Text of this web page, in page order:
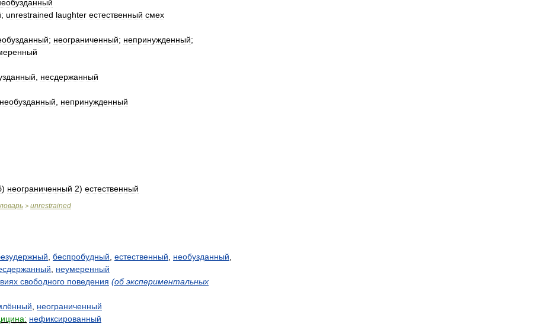
; unrestrained laughter естественный смех
; неограниченный; непринужденный;
несдержанный
необузданный
непринужденный
) неограниченный 2) естественный
> unrestrained
беспробудный естественный необузданный
неумеренный
свободного поведения (об экспериментальных
неограниченный
нефиксированный